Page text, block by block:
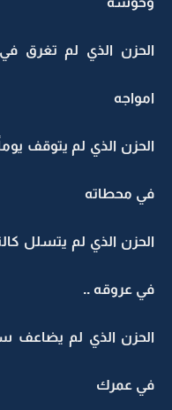
الحزن الذي لم تغرق
امواجه
الحزن الذي لم يتوقف
في محطاته
الحزن الذي لم يتسلل
في عروقه ..
الحزن الذي لم يضاعف
في عمرك